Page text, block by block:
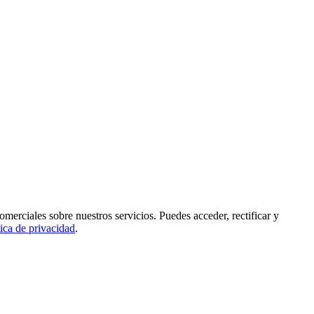
sobre nuestros servicios. Puedes acceder, rectificar y
de privacidad.